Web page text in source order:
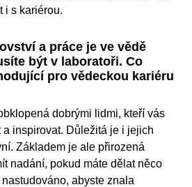
i s kariérou.
a práce je ve vědě
být v laboratoři. Co
pro vědeckou kariéru
dobrými lidmi, kteří vás
inspirovat. Důležitá je i jejich
Základem je ale přirozená
nadání, pokud máte dělat něco
abyste znala